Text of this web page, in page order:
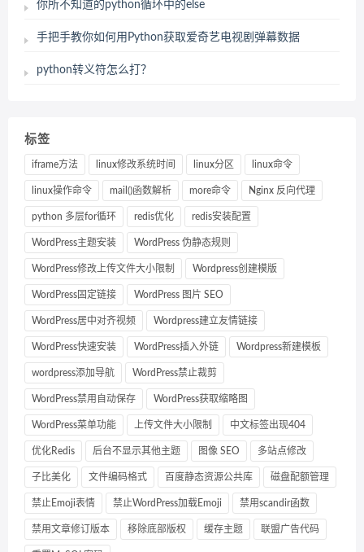
你所不知道的python循环中的else
手把手教你如何用Python获取爱奇艺电视剧弹幕数据
python转义符怎么打？
标签
iframe方法 linux修改系统时间 linux分区 linux命令
linux操作命令 mail()函数解析 more命令 Nginx 反向代理
python 多层for循环 redis优化 redis安装配置
WordPress主题安装 WordPress 伪静态规则
WordPress修改上传文件大小限制 Wordpress创建模版
WordPress固定链接 WordPress 图片 SEO
WordPress居中对齐视频 Wordpress建立友情链接
WordPress快速安装 WordPress插入外链 Wordpress新建模板
wordpress添加导航 WordPress禁止裁剪
WordPress禁用自动保存 WordPress获取缩略图
WordPress菜单功能 上传文件大小限制 中文标签出现404
优化Redis 后台不显示其他主题 图像 SEO 多站点修改
子比美化 文件编码格式 百度静态资源公共库 磁盘配额管理
禁止Emoji表情 禁止WordPress加载Emoji 禁用scandir函数
禁用文章修订版本 移除底部版权 缓存主题 联盟广告代码